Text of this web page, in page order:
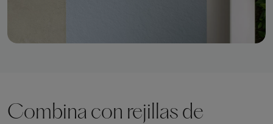
Combina con rejillas de